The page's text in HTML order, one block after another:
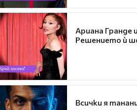
Ариана Гранде
Решението ѝ
Всички я